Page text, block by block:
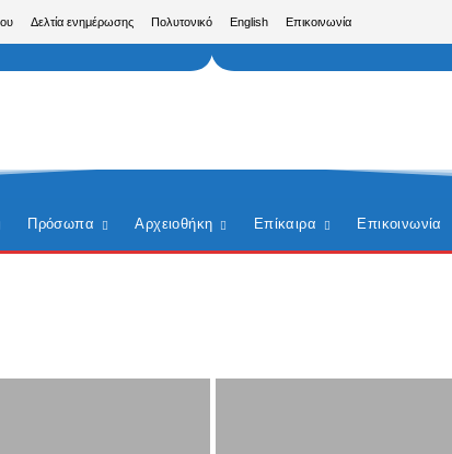
Δελτία ενημέρωσης Πολυτονικό English Επικοινωνία
Πρόσωπα Αρχειοθήκη Επίκαιρα Επικοινωνία